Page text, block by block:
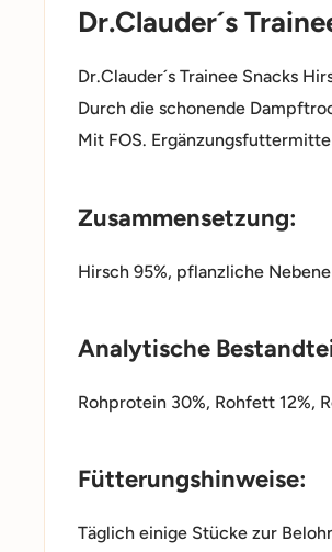
Dr.Clauder´s
Dr.Clauder´s Trainee Snacks
Durch die schonende
Mit FOS.
Zusammensetzung:
Hirsch 95%, pflanzliche
Analytische
Rohprotein 30%, Rohfett 12%,
Fütterungshinweise:
Täglich einige Stücke zur